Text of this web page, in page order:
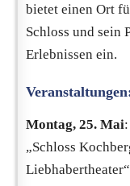
bietet einen Ort
Schloss und sein
Erlebnissen ein.
Montag, 25. Mai
„Schloss
Liebhabertheater“